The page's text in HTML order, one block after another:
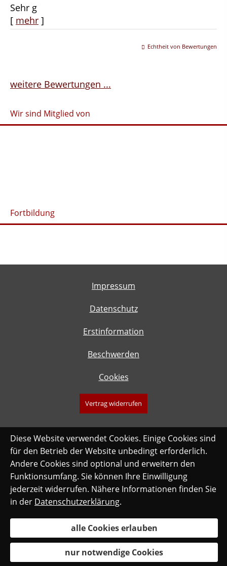
Sehr g
[ mehr ]
Echtheit von Bewertungen
weitere Bewertungen ...
Wir sind Mitglied von
Fortbildung
Impressum
Datenschutz
Erstinformation
Beschwerden
Cookies
Vertrag widerrufen
Diese Website verwendet Cookies. Einige Cookies sind
für den Betrieb der Website unbedingt erforderlich.
Andere Cookies sind optional und erweitern den
Funktionsumfang. Sie können Ihre Einwilligung
jederzeit widerrufen. Nähere Informationen finden Sie
in der Datenschutzerklärung.
alle Cookies erlauben
nur notwendige Cookies